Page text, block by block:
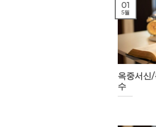
옥중서신/
수
01
5월